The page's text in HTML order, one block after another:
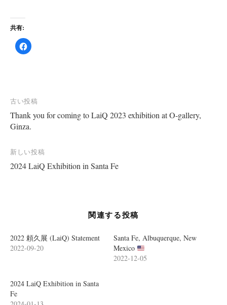
共有:
F
a
共
有
す
る
に
は
ッ
ク
て
ン
ド
ウ
で
)
投
稿
ナ
ビ
ゲ
古い投稿
Thank you for coming to LaiQ 2023 exhibition at O-gallery,
Ginza.
新しい投稿
2024 LaiQ Exhibition in Santa Fe
関連する投稿
2022 頼久展 (LaiQ) Statement
2022-09-20
Santa Fe, Albuquerque, New
Mexico
2022-12-05
2024 LaiQ Exhibition in Santa
Fe